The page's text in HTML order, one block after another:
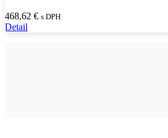
468,62 € s DPH
Detail